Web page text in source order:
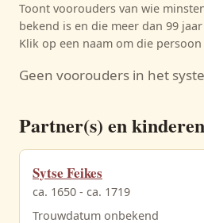
Toont voorouders van wie
bekend is en die meer dan 99
Klik op een naam om die
Geen voorouders in het
Partner(s) en kinderen
Sytse Feikes
ca. 1650 - ca. 1719
Trouwdatum onbekend